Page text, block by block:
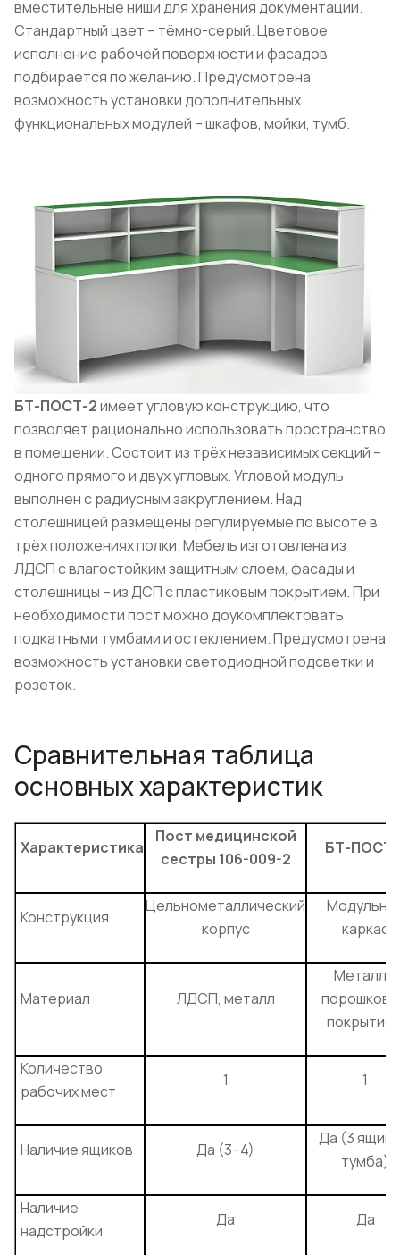
вместительные ниши для хранения документации.
Стандартный цвет – тёмно-серый. Цветовое
исполнение рабочей поверхности и фасадов
подбирается по желанию. Предусмотрена
возможность установки дополнительных
функциональных модулей – шкафов, мойки, тумб.
БТ-ПОСТ-2имеет угловую конструкцию, что
позволяет рационально использовать пространство
в помещении. Состоит из трёх независимых секций –
одного прямого и двух угловых. Угловой модуль
выполнен с радиусным закруглением. Над
столешницей размещены регулируемые по высоте в
трёх положениях полки. Мебель изготовлена из
ЛДСП с влагостойким защитным слоем, фасады и
столешницы – из ДСП с пластиковым покрытием. При
необходимости пост можно доукомплектовать
подкатными тумбами и остеклением. Предусмотрена
возможность установки светодиодной подсветки и
розеток.
Сравнительная таблица
основных характеристик
Характеристика
Пост медицинской
сестры 106-009-2
БТ-ПОСТ-
Конструкция
Цельнометаллический
корпус
каркас
Материал ЛДСП, металл
Металл с
Количество
рабочих мест
1 1
Наличие ящиков Да (3–4)
Да (3
тумба)
Наличие
надстройки
Да Да